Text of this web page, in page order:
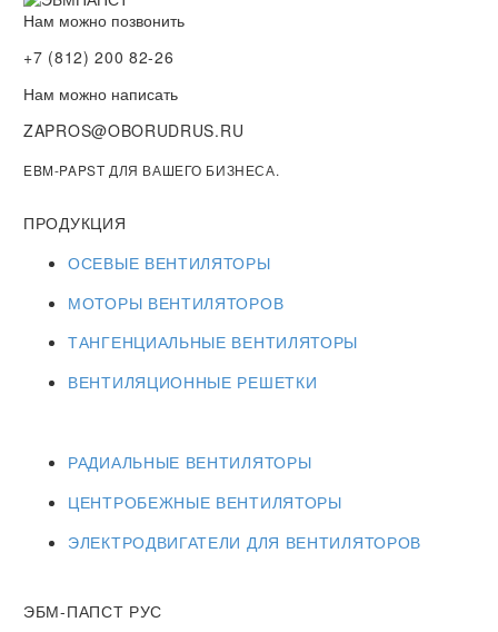
Нам можно позвонить
+7 (812) 200 82-26
Нам можно написать
ZAPROS@OBORUDRUS.RU
EBM-PAPST ДЛЯ ВАШЕГО БИЗНЕСА.
ПРОДУКЦИЯ
ОСЕВЫЕ ВЕНТИЛЯТОРЫ
МОТОРЫ ВЕНТИЛЯТОРОВ
ТАНГЕНЦИАЛЬНЫЕ ВЕНТИЛЯТОРЫ
ВЕНТИЛЯЦИОННЫЕ РЕШЕТКИ
РАДИАЛЬНЫЕ ВЕНТИЛЯТОРЫ
ЦЕНТРОБЕЖНЫЕ ВЕНТИЛЯТОРЫ
ЭЛЕКТРОДВИГАТЕЛИ ДЛЯ ВЕНТИЛЯТОРОВ
ЭБМ-ПАПСТ РУС